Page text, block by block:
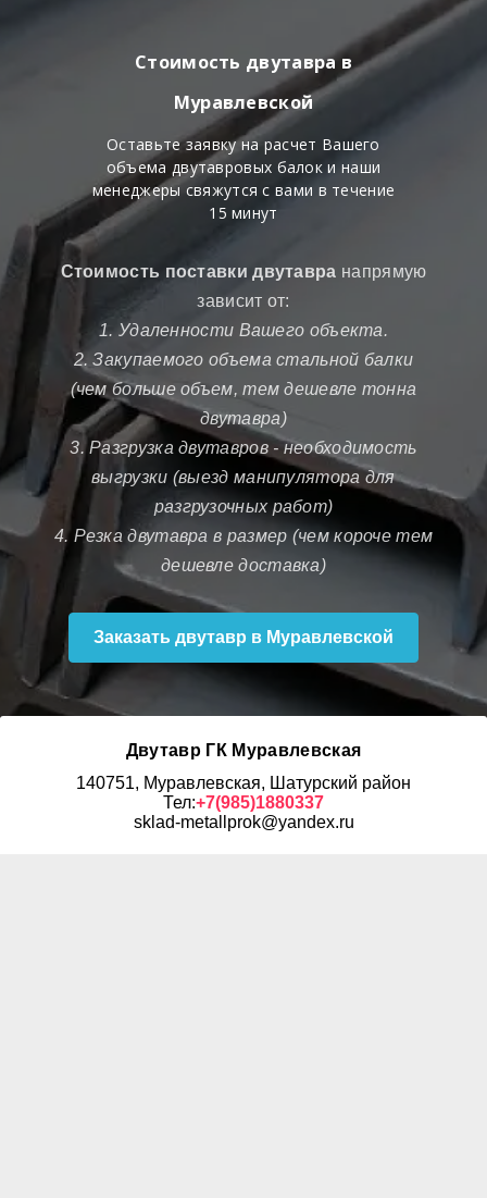
Стоимость двутавра в
Муравлевской
Оставьте заявку на расчет Вашего
объема двутавровых балок и наши
менеджеры свяжутся с вами в течение
15 минут
Стоимость поставки двутавра напрямую
зависит от:
1. Удаленности Вашего объекта.
2. Закупаемого объема стальной балки
(чем больше объем, тем дешевле тонна
двутавра)
3. Разгрузка двутавров - необходимость
выгрузки (выезд манипулятора для
разгрузочных работ)
4. Резка двутавра в размер (чем короче тем
дешевле доставка)
Заказать двутавр в Муравлевской
Двутавр ГК Муравлевская
140751, Муравлевская, Шатурский район
Тел:+7(985)1880337
sklad-metallprok@yandex.ru